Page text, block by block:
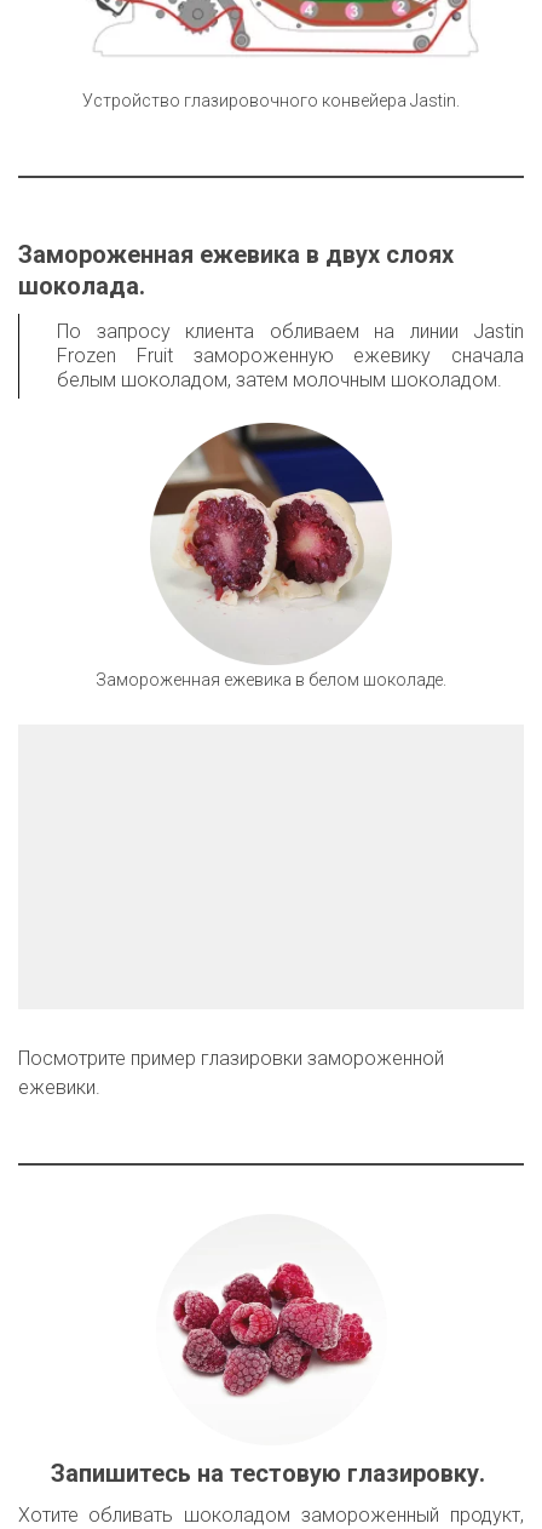
Устройство глазировочного конвейера Jastin.
Замороженная ежевика в двух слоях
шоколада.
По запросу клиента обливаем на линии Jastin
Frozen Fruit замороженную ежевику сначала
белым шоколадом, затем молочным шоколадом.
Замороженная ежевика в белом шоколаде.
Посмотрите пример глазировки замороженной
ежевики.
Запишитесь на тестовую глазировку.
Хотите обливать шоколадом замороженный продукт,